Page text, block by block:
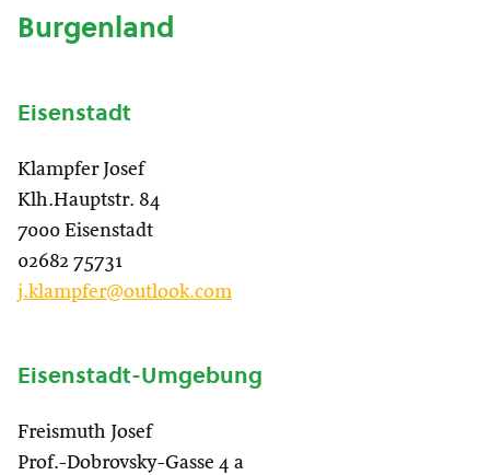
Burgenland
Eisenstadt
Klampfer Josef
Klh.Hauptstr. 84
7000 Eisenstadt
02682 75731
j.klampfer@outlook.com
Eisenstadt-Umgebung
Freismuth Josef
Prof.-Dobrovsky-Gasse 4 a